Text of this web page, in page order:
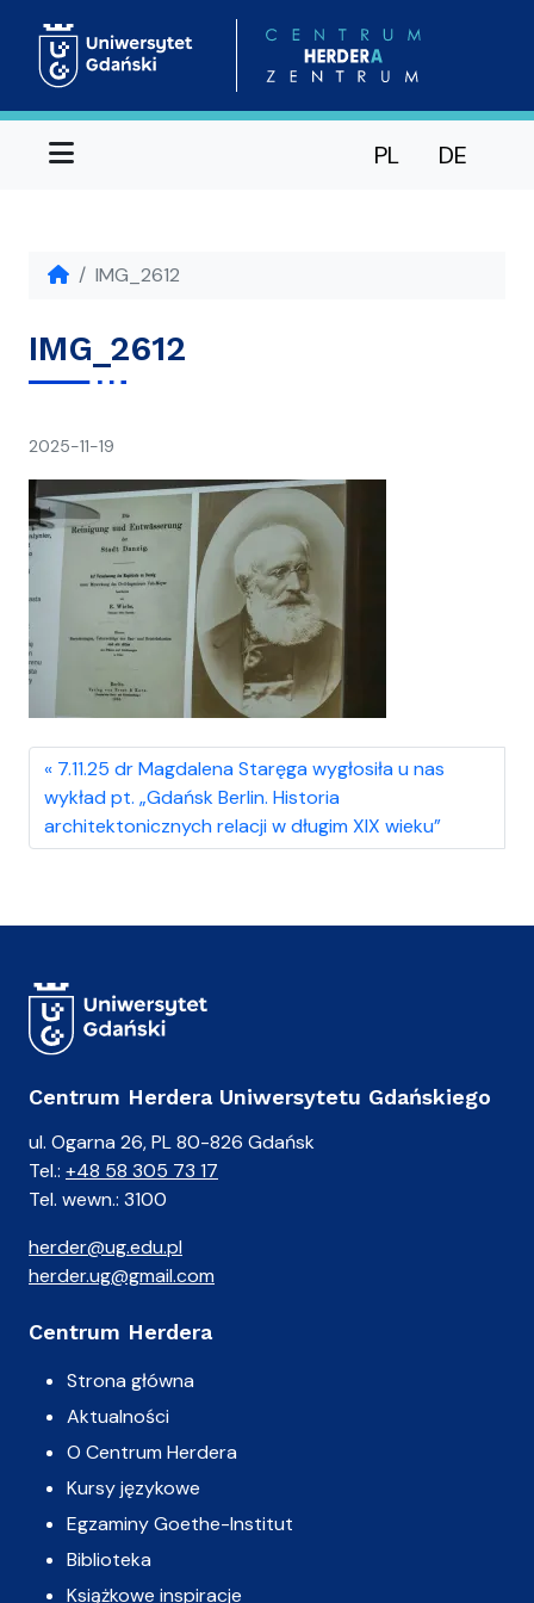
Menu PL DE
IMG_2612
IMG_2612
2025-11-19
7.11.25 dr Magdalena Staręga wygłosiła u nas
wykład pt. „Gdańsk Berlin. Historia
architektonicznych relacji w długim XIX wieku”
Centrum Herdera Uniwersytetu Gdańskiego
ul. Ogarna 26, PL 80-826 Gdańsk
Tel.: +48 58 305 73 17
Tel. wewn.: 3100
herder@ug.edu.pl
herder.ug@gmail.com
Centrum Herdera
Strona główna
Aktualności
O Centrum Herdera
Kursy językowe
Egzaminy Goethe-Institut
Biblioteka
Książkowe inspiracje